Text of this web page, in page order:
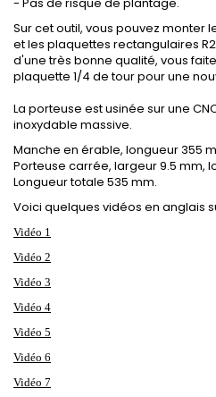
Sur cet outil, vous pouvez monter
etles plaquettes rectangulaires
d'une très bonne qualité, vous
plaquette 1/4 de tour pour une
La porteuse est usinée sur une
inoxydable massive.
Manche en érable, longueur 355
Porteuse carrée, largeur 9.5 mm,
Longueur totale 535 mm.
Voici quelques vidéos en anglais
Vidéo 1
Vidéo 2
Vidéo 3
Vidéo 4
Vidéo 5
Vidéo 6
Vidéo 7